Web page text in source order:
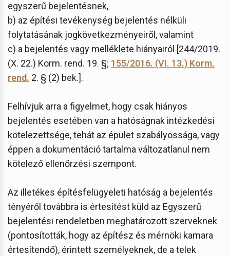
egyszerű bejelentésnek,
b) az építési tevékenység bejelentés nélküli
folytatásának jogkövetkezményeiről, valamint
c) a bejelentés vagy melléklete hiányairól [244/2019.
(X. 22.) Korm. rend. 19. §; 155/2016. (VI. 13.) Korm.
rend. 2. § (2) bek.].
Felhívjuk arra a figyelmet, hogy csak hiányos
bejelentés esetében van a hatóságnak intézkedési
kötelezettsége, tehát az épület szabályossága, vagy
éppen a dokumentáció tartalma változatlanul nem
kötelező ellenőrzési szempont.
Az illetékes építésfelügyeleti hatóság a bejelentés
tényéről továbbra is értesítést küld az Egyszerű
bejelentési rendeletben meghatározott szerveknek
(pontosították, hogy az építész és mérnöki kamara
értesítendő), érintett személyeknek, de a telek